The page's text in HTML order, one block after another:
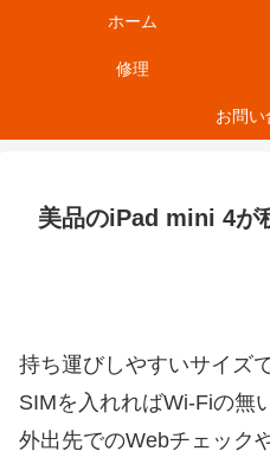
ホーム
修理
お問い
美品のiPad mini 4が
持ち運びしやすいサイズ
SIMを入れればWi-Fiの無
外出先でのWebチェック